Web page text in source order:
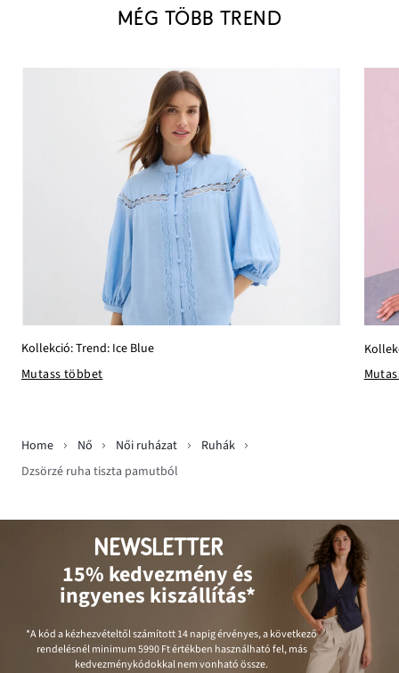
MÉG TÖBB TREND
Kollekció: Trend: Ice Blue
Mutass többet
Home Nő Női ruházat
Ruhák
Dzsörzé ruha tiszta pamutból
NEWSLETTER
15% kedvezmény és
ingyenes kiszállítás*
*A kód a kézhezvételtől számított 14 napig érvényes, a következő
rendelésnél minimum5990 Ftértékben használható fel, más
kedvezménykódokkal nem vonható össze.